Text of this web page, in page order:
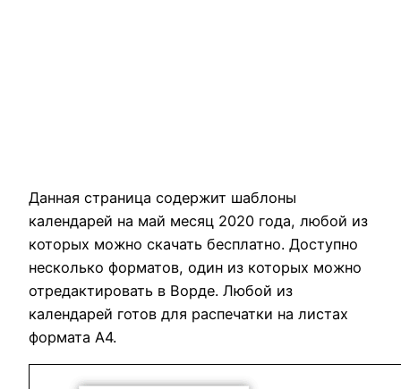
Данная страница содержит шаблоны
календарей на май месяц 2020 года, любой из
которых можно скачать бесплатно. Доступно
несколько форматов, один из которых можно
отредактировать в Ворде. Любой из
календарей готов для распечатки на листах
формата А4.